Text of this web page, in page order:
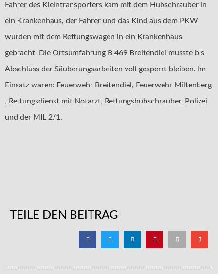
Fahrer des Kleintransporters kam mit dem Hubschrauber in
ein Krankenhaus, der Fahrer und das Kind aus dem PKW
wurden mit dem Rettungswagen in ein Krankenhaus
gebracht. Die Ortsumfahrung B 469 Breitendiel musste bis
Abschluss der Säuberungsarbeiten voll gesperrt bleiben. Im
Einsatz waren: Feuerwehr Breitendiel, Feuerwehr Miltenberg
, Rettungsdienst mit Notarzt, Rettungshubschrauber, Polizei
und der MIL 2/1.
TEILE DEN BEITRAG